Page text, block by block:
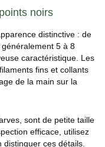
noirs
distinctive : de
5 à 8
caractéristique. Les
fins et collants
de la main sur la
sont de petite taille
efficace, utilisez
ces détails.